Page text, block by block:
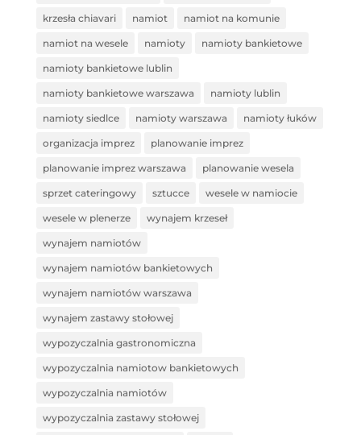
krzesła chiavari namiot namiot na komunie
namiot na wesele namioty namioty bankietowe
namioty bankietowe lublin
namioty bankietowe warszawa namioty lublin
namioty siedlce namioty warszawa namioty łuków
organizacja imprez planowanie imprez
planowanie imprez warszawa planowanie wesela
sprzet cateringowy sztucce wesele w namiocie
wesele w plenerze wynajem krzeseł
wynajem namiotów
wynajem namiotów bankietowych
wynajem namiotów warszawa
wynajem zastawy stołowej
wypozyczalnia gastronomiczna
wypozyczalnia namiotow bankietowych
wypozyczalnia namiotów
wypozyczalnia zastawy stołowej